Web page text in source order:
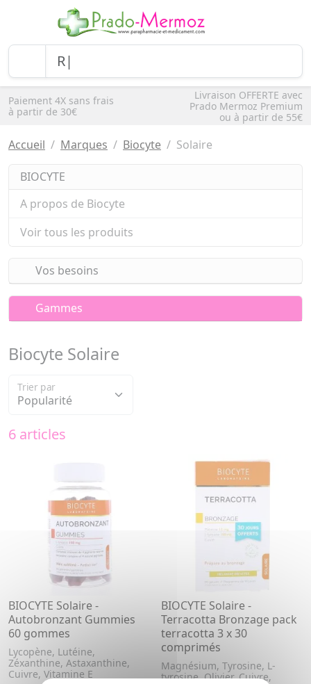
Paiement 4X sans frais
à partir de 30€
Livraison OFFERTE avec
Prado Mermoz Premium
ou à partir de 55€
Accueil Marques Biocyte Solaire
BIOCYTE
A propos de Biocyte
Voir tous les produits
Vos besoins
Gammes
Biocyte Solaire
Trier par
6 articles
BIOCYTE Solaire -
Autobronzant Gummies
60 gommes
Lycopène, Lutéine,
Zéxanthine, Astaxanthine,
Cuivre, Vitamine E
BIOCYTE Solaire -
Terracotta Bronzage pack
terracotta 3 x 30
comprimés
Magnésium, Tyrosine, L-
tyrosine, Olivier, Cuivre,